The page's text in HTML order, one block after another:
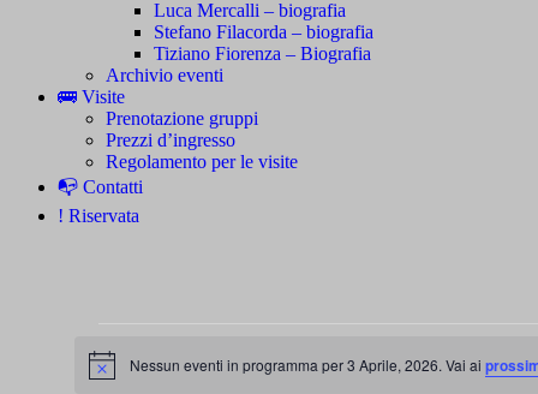
Luca Mercalli – biografia
Stefano Filacorda – biografia
Tiziano Fiorenza – Biografia
Archivio eventi
🚌 Visite
Prenotazione gruppi
Prezzi d’ingresso
Regolamento per le visite
📭 Contatti
! Riservata
forNotice Nessun eventi in programma per 3 Aprile, 2026. Vai ai